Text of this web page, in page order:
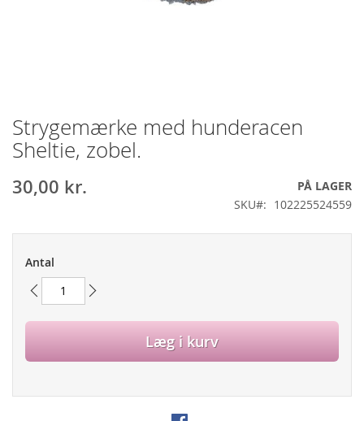
Gå
til
starten
billedgalleriet
Strygemærke med hunderacen
Sheltie, zobel.
30,00 kr.
PÅ LAGER
SKU
102225524559
Antal
Læg i kurv